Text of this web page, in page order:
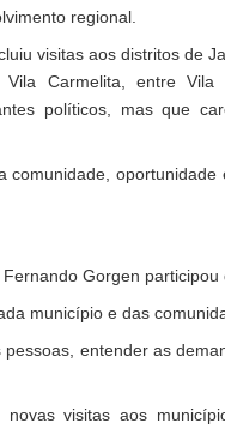
regional.
visitas aos distritos de
Vila Carmelita, entre
políticos, mas que
Gorgen participou
município e das
entender as
visitas aos